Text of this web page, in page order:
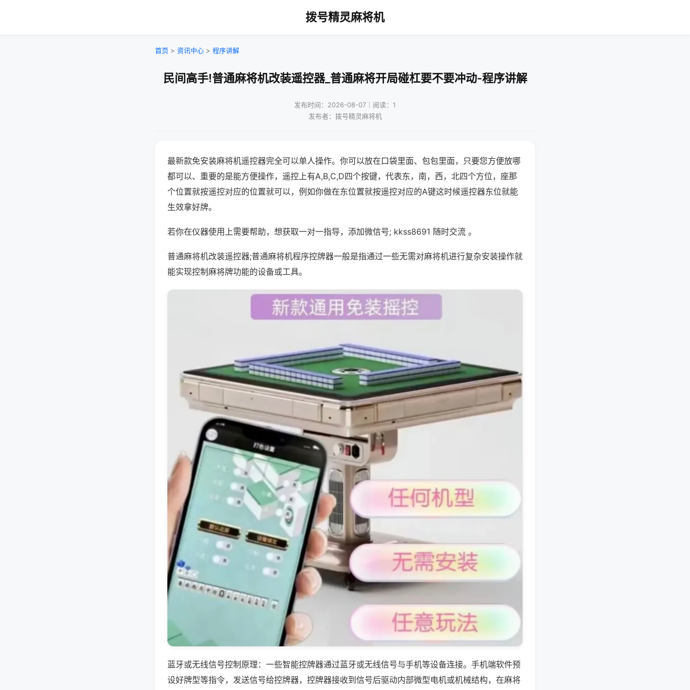
拨号精灵麻将机
首页 > 资讯中心 > 程序讲解
民间高手!普通麻将机改装遥控器_普通麻将开局碰杠要不要冲动-程序讲解
发布时间：2026-08-07｜阅读：1
发布者：拨号精灵麻将机
最新款免安装麻将机遥控器完全可以单人操作。你可以放在口袋里面、包包里面，只要您方便放哪
都可以、重要的是能方便操作，遥控上有A,B,C,D四个按键，代表东，南，西，北四个方位，座那
个位置就按遥控对应的位置就可以，例如你做在东位置就按遥控对应的A键这时候遥控器东位就能
生效拿好牌。
若你在仪器使用上需要帮助，想获取一对一指导，添加微信号; kkss8691 随时交流 。
普通麻将机改装遥控器;普通麻将机程序控牌器一般是指通过一些无需对麻将机进行复杂安装操作就
能实现控制麻将牌功能的设备或工具。
蓝牙或无线信号控制原理：一些智能控牌器通过蓝牙或无线信号与手机等设备连接。手机端软件预
设好牌型等指令，发送信号给控牌器，控牌器接收到信号后驱动内部微型电机或机械结构，在麻将